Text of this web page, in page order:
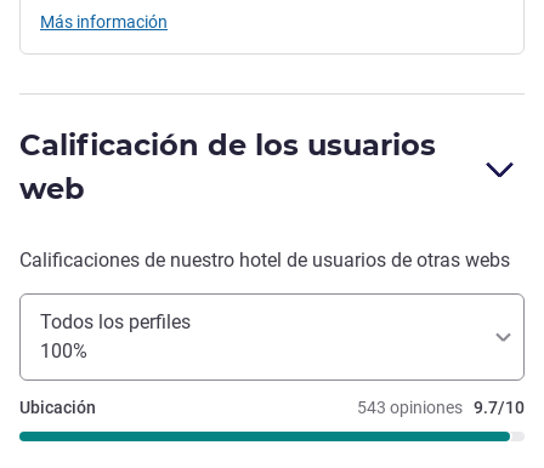
Más información
Calificación de los usuarios
web
Calificaciones de nuestro hotel de usuarios de otras webs
Todos los perfiles
100%
543 opiniones 9.7/10
Ubicación